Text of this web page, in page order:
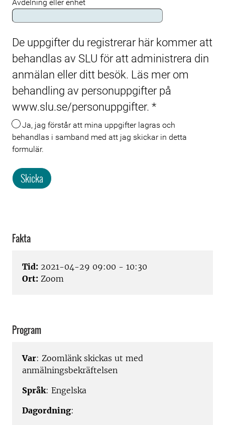
Avdelning eller enhet
De uppgifter du registrerar här kommer att
behandlas av SLU för att administrera din
anmälan eller ditt besök. Läs mer om
behandling av personuppgifter på
www.slu.se/personuppgifter. *
Ja, jag förstår att mina uppgifter lagras och
behandlas i samband med att jag skickar in detta
formulär.
Skicka
Fakta
Tid: 2021-04-29 09:00 - 10:30
Ort: Zoom
Program
Var: Zoomlänk skickas ut med
anmälningsbekräftelsen
Språk: Engelska
Dagordning: